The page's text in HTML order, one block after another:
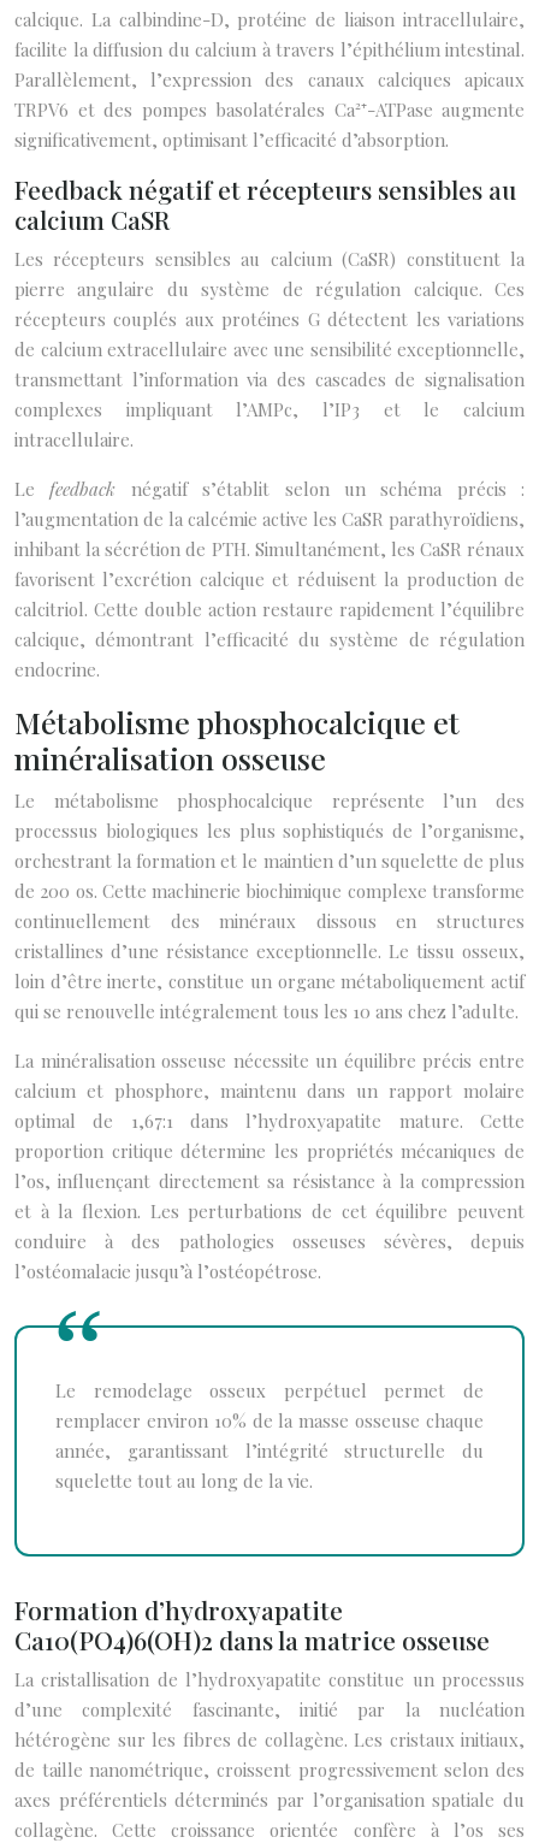
calcique. La calbindine-D, protéine de liaison intracellulaire,
facilite la diffusion du calcium à travers l’épithélium intestinal.
Parallèlement, l’expression des canaux calciques apicaux
TRPV6 et des pompes basolatérales Ca²⁺-ATPase augmente
significativement, optimisant l’efficacité d’absorption.
Feedback négatif et récepteurs sensibles au
calcium CaSR
Les récepteurs sensibles au calcium (CaSR) constituent la
pierre angulaire du système de régulation calcique. Ces
récepteurs couplés aux protéines G détectent les variations
de calcium extracellulaire avec une sensibilité exceptionnelle,
transmettant l’information via des cascades de signalisation
complexes impliquant l’AMPc, l’IP3 et le calcium
intracellulaire.
Lefeedback négatif s’établit selon un schéma précis :
l’augmentation de la calcémie active les CaSR parathyroïdiens,
inhibant la sécrétion de PTH. Simultanément, les CaSR rénaux
favorisent l’excrétion calcique et réduisent la production de
calcitriol. Cette double action restaure rapidement l’équilibre
calcique, démontrant l’efficacité du système de régulation
endocrine.
Métabolisme phosphocalcique et
minéralisation osseuse
Le métabolisme phosphocalcique représente l’un des
processus biologiques les plus sophistiqués de l’organisme,
orchestrant la formation et le maintien d’un squelette de plus
de 200 os. Cette machinerie biochimique complexe transforme
continuellement des minéraux dissous en structures
cristallines d’une résistance exceptionnelle. Le tissu osseux,
loin d’être inerte, constitue un organe métaboliquement actif
qui se renouvelle intégralement tous les 10 ans chez l’adulte.
La minéralisation osseuse nécessite un équilibre précis entre
calcium et phosphore, maintenu dans un rapport molaire
optimal de 1,67:1 dans l’hydroxyapatite mature. Cette
proportion critique détermine les propriétés mécaniques de
l’os, influençant directement sa résistance à la compression
et à la flexion. Les perturbations de cet équilibre peuvent
conduire à des pathologies osseuses sévères, depuis
l’ostéomalacie jusqu’à l’ostéopétrose.
Le remodelage osseux perpétuel permet de
remplacer environ 10% de la masse osseuse chaque
année, garantissant l’intégrité structurelle du
squelette tout au long de la vie.
Formation d’hydroxyapatite
Ca10(PO4)6(OH)2 dans la matrice osseuse
La cristallisation de l’hydroxyapatite constitue un processus
d’une complexité fascinante, initié par la nucléation
hétérogène sur les fibres de collagène. Les cristaux initiaux,
de taille nanométrique, croissent progressivement selon des
axes préférentiels déterminés par l’organisation spatiale du
collagène. Cette croissance orientée confère à l’os ses